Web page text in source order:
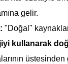
gelir.
"Doğal"
kullanarak